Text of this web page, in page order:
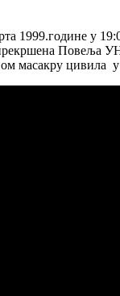
1999.године у
прекршена
масакру цивила у